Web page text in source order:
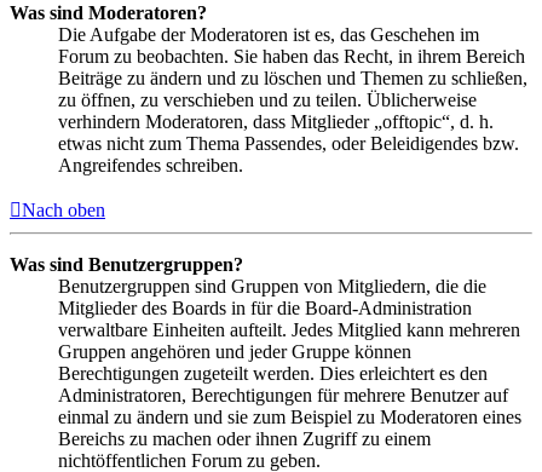
Was sind Moderatoren?
Die Aufgabe der Moderatoren ist es, das Geschehen im
Forum zu beobachten. Sie haben das Recht, in ihrem Bereich
Beiträge zu ändern und zu löschen und Themen zu schließen,
zu öffnen, zu verschieben und zu teilen. Üblicherweise
verhindern Moderatoren, dass Mitglieder „offtopic“, d. h.
etwas nicht zum Thema Passendes, oder Beleidigendes bzw.
Angreifendes schreiben.
Nach oben
Was sind Benutzergruppen?
Benutzergruppen sind Gruppen von Mitgliedern, die die
Mitglieder des Boards in für die Board-Administration
verwaltbare Einheiten aufteilt. Jedes Mitglied kann mehreren
Gruppen angehören und jeder Gruppe können
Berechtigungen zugeteilt werden. Dies erleichtert es den
Administratoren, Berechtigungen für mehrere Benutzer auf
einmal zu ändern und sie zum Beispiel zu Moderatoren eines
Bereichs zu machen oder ihnen Zugriff zu einem
nichtöffentlichen Forum zu geben.